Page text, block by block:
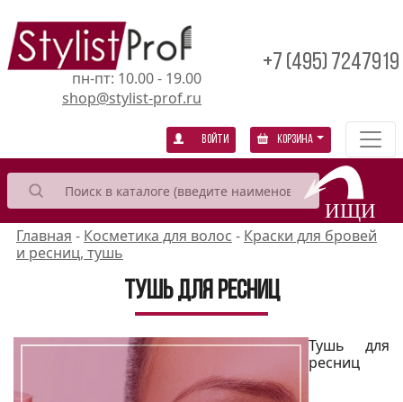
пн-пт: 10.00 - 19.00
shop@stylist-prof.ru
+7 (495) 7247919
Войти Корзина
Главная - Косметика для волос - Краски для бровей
и ресниц, тушь
Тушь для ресниц
Тушь для
ресниц